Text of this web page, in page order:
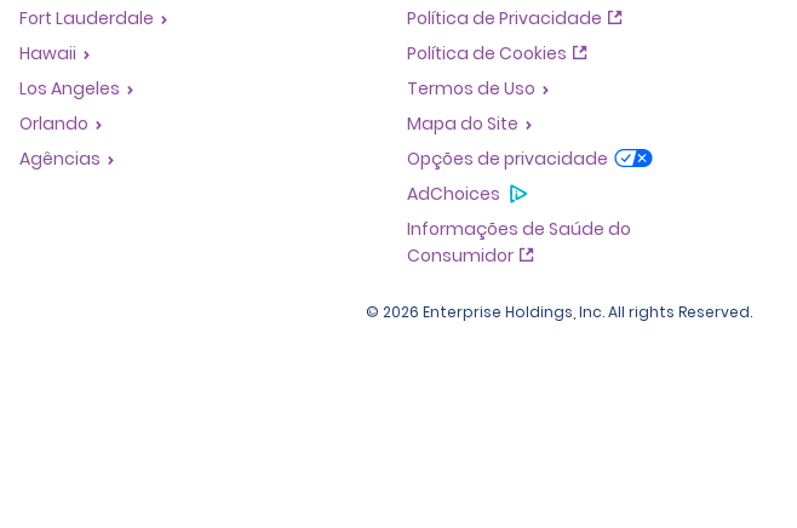
Fort Lauderdale
Hawaii
Los Angeles
Orlando
Agências
Política de Privacidade
Política de Cookies
Termos de Uso
Mapa do Site
Opções de privacidade
AdChoices
Informações de Saúde do
Consumidor
© 2026 Enterprise Holdings, Inc. All rights Reserved.